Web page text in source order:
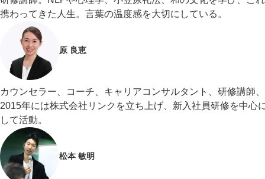
携わってきた人生。言葉の温度感を大切にしている。
原 良恵
カウンセラー、コーチ、キャリアコンサルタント、研修講師
2015年には株式会社リンクを立ち上げ、新入社員研修を中
して活動。
松本 敏明